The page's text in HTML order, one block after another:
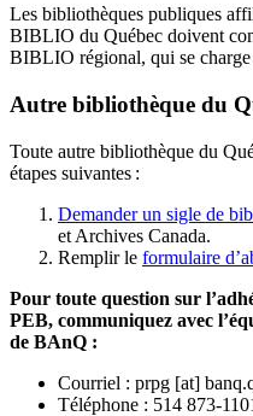
Les bibliothèques publiques
BIBLIO du Québec doivent
BIBLIO régional, qui se
Autre bibliothèque du
Toute autre bibliothèque du
étapes suivantes :
Demander un sigle de
et Archives Canada.
Remplir le formulaire
Pour toute question sur
PEB, communiquez avec
de BAnQ :
Courriel : prpg [at]
Téléphone : 514 873-